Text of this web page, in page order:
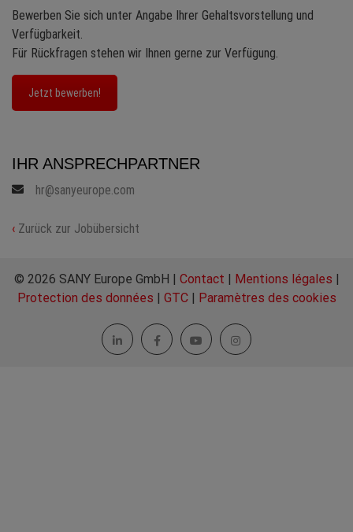
Bewerben Sie sich unter Angabe Ihrer Gehaltsvorstellung und
Verfügbarkeit.
Für Rückfragen stehen wir Ihnen gerne zur Verfügung.
Jetzt bewerben!
IHR ANSPRECHPARTNER
hr@sanyeurope.com
‹ Zurück zur Jobübersicht
© 2026 SANY Europe GmbH | Contact | Mentions légales |
Protection des données | GTC| Paramètres des cookies